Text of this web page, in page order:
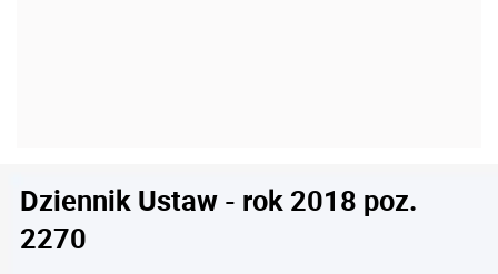
Dziennik Ustaw - rok 2018 poz.
2270